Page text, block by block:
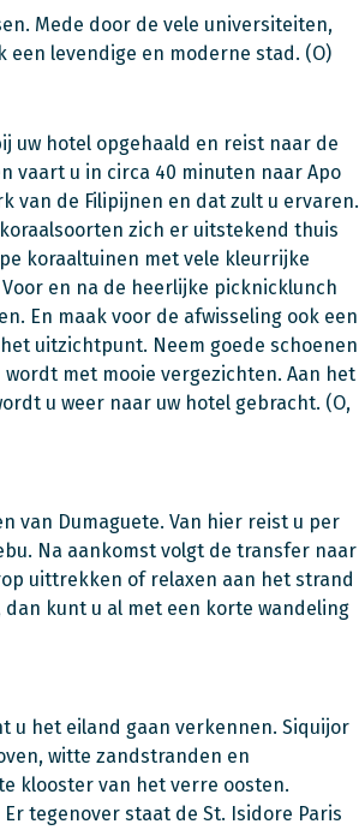
Mede door de vele universiteiten,
levendige en moderne stad. (O)
uw hotel opgehaald en reist naar de
vaart u in circa 40 minuten naar Apo
van de Filipijnen en dat zult u ervaren.
zich er uitstekend thuis
koraaltuinen met vele kleurrijke
en na de heerlijke picknicklunch
En maak voor de afwisseling ook een
uitzichtpunt. Neem goede schoenen
met mooie vergezichten. Aan het
u weer naar uw hotel gebracht. (O,
van Dumaguete. Van hier reist u per
Na aankomst volgt de transfer naar
uittrekken of relaxen aan het strand
kunt u al met een korte wandeling
u het eiland gaan verkennen. Siquijor
witte zandstranden en
klooster van het verre oosten.
tegenover staat de St. Isidore Paris